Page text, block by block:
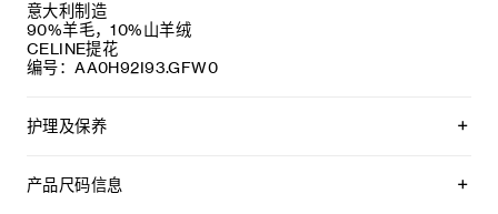
意大利制造
90%羊毛，10%山羊绒
CELINE提花
编号：AA0H92I93.GFW0
护理及保养
仅使用不含漂白剂的洗衣产品。
产品尺码信息